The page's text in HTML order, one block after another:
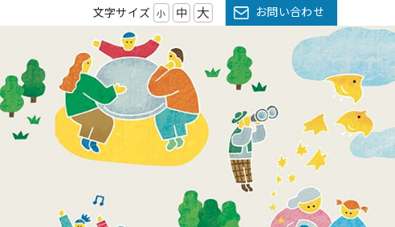
文字サイズ 小 中 大 お問い合わせ